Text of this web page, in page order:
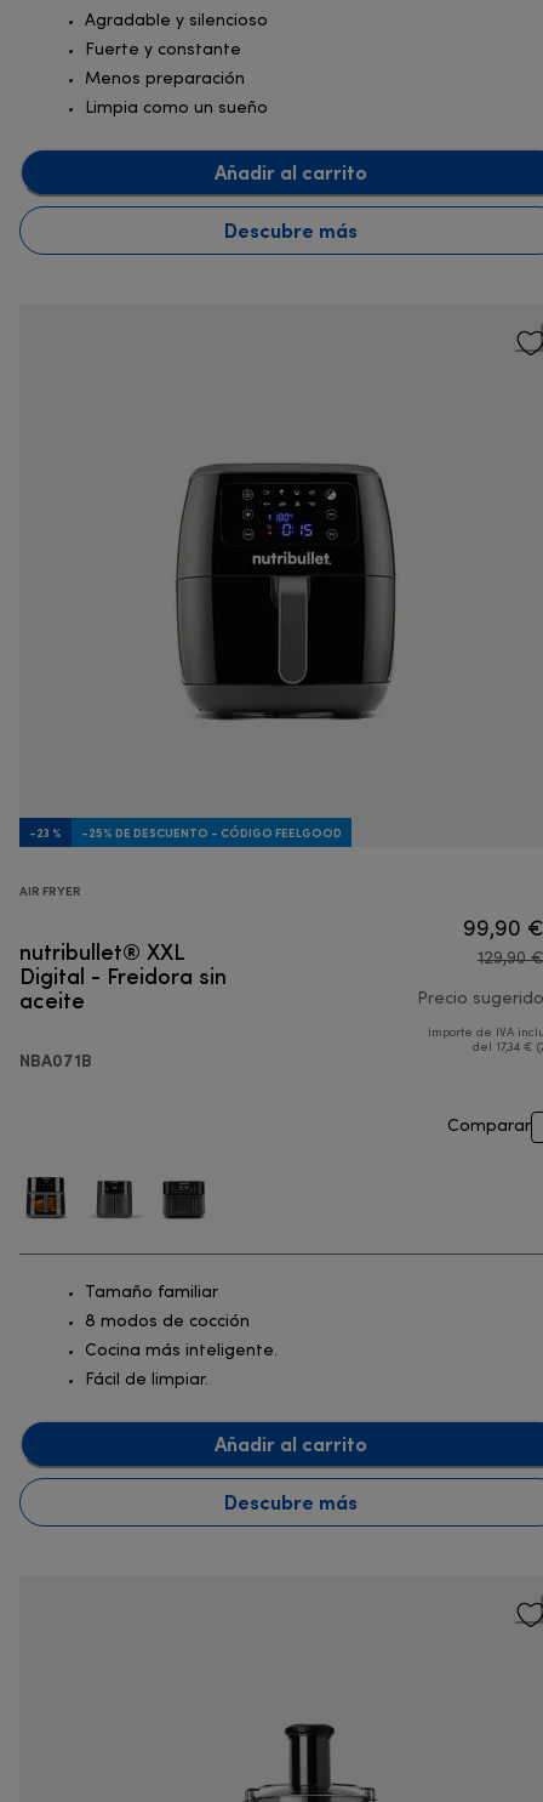
Agradable y silencioso
Fuerte y constante
Menos preparación
Limpia como un sueño
Añadir al carrito
Descubre más
-23 % -25% DE DESCUENTO - CÓDIGO FEELGOOD
AIR FRYER
nutribullet® XXL
Digital - Freidora sin
aceite
NBA071B
99,90 €
129,90 €
Precio sugerido
Importe de IVA
del 17,34 €
Comparar
Tamaño familiar
8 modos de cocción
Cocina más inteligente.
Fácil de limpiar.
Añadir al carrito
Descubre más